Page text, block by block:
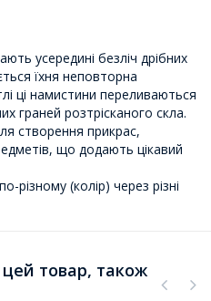
усередині безліч дрібних
їхня неповторна
ці намистини переливаються
граней розтрісканого скла.
створення прикрас,
що додають цікавий
(колір) через різні
цей товар, також